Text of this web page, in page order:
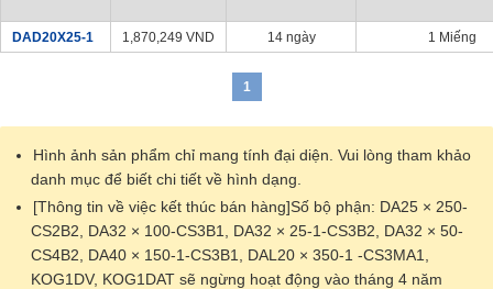
・ Tương thích với các thiết bị khí nén và dây chuyền sản xuất
trong mọi ngành nghề
DAD20X25-1 1,870,249 VND 14 ngày 1 Miếng
1
Hình ảnh sản phẩm chỉ mang tính đại diện. Vui lòng tham khảo
danh mục để biết chi tiết về hình dạng.
[Thông tin về việc kết thúc bán hàng]Số bộ phận: DA25 × 250-
CS2B2, DA32 × 100-CS3B1, DA32 × 25-1-CS3B2, DA32 × 50-
CS4B2, DA40 × 150-1-CS3B1, DAL20 × 350-1 -CS3MA1,
KOG1DV, KOG1DAT sẽ ngừng hoạt động vào tháng 4 năm